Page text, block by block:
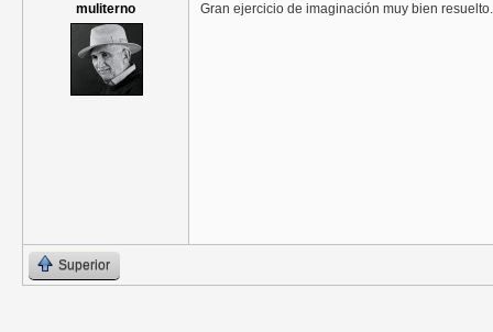
muliterno Gran ejercicio de imaginación muy bien
Superior